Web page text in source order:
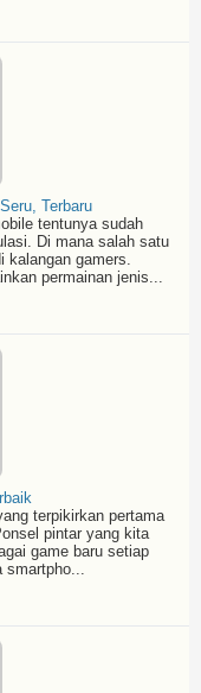
Terbaru
tentunya sudah
Di mana salah satu
kalangan gamers.
permainan jenis...
terpikirkan pertama
pintar yang kita
game baru setiap
smartpho...